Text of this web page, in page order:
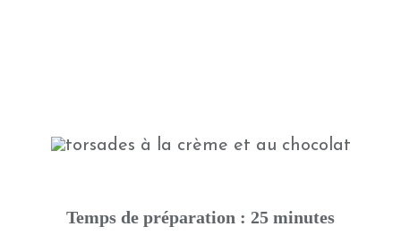
Temps de préparation : 25 minutes